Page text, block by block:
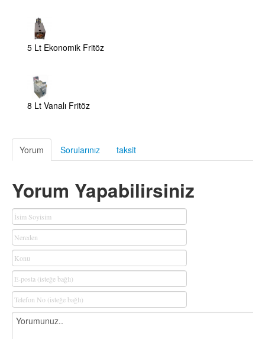
5 Lt Ekonomik Fritöz
8 Lt Vanalı Fritöz
Yorum Sorularınız taksit
Yorum Yapabilirsiniz